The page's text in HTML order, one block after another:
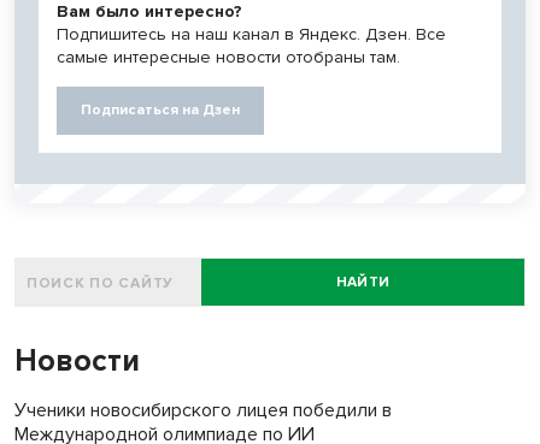
Вам было интересно?
Подпишитесь на наш канал в Яндекс. Дзен. Все
самые интересные новости отобраны там.
Подписаться на Дзен
НАЙТИ
Новости
Ученики новосибирского лицея победили в
Международной олимпиаде по ИИ